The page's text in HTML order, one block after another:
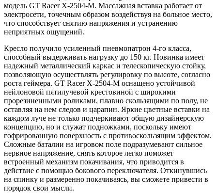
модель GT Racer X-2504-M. Массажная вставка работает от
электросети, точечным образом воздействуя на больное место,
что способствует снятию напряжения и устранению
неприятных ощущений.
Кресло получило усиленный пневмопатрон 4-го класса,
способный выдерживать нагрузку до 150 кг. Новинка имеет
надежный металлический каркас и телескопическую стойку,
позволяющую осуществлять регулировку по высоте, согласно
роста геймера. GT Racer X-2504-M оснащено устойчивой
нейлоновой пятилучевой крестовиной с широкими
прорезиненными роликами, плавно скользящими по полу, не
оставляя на нем следов и царапин. Яркие цветные вставки на
каждом луче не только подчеркивают общую дизайнерскую
концепцию, но и служат подножками, поскольку имеют
гофрированную поверхность с противоскользящим эффектом.
Сложные баталии на игровом поле подразумевают сильное
нервное напряжение, снять которое легко поможет
встроенный механизм покачивания, что приводится в
действие с помощью бокового переключателя. Откинувшись
на спинку и размеренно покачиваясь, вы сможете привести в
порядок свои мысли.